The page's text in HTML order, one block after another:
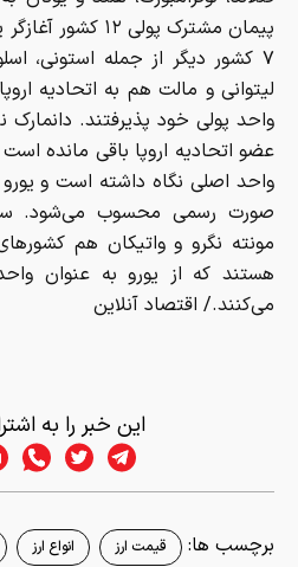
پیمان مشترک پولی
۷ کشور دیگر از جمله استونی،
لیتوانی و مالت هم به اتحادیه
واحد پولی خود پذیرفتند. دانمارک
عضو اتحادیه اروپا باقی مانده
واحد اصلی نگاه داشته است و
صورت رسمی محسوب می‌شود. سن
مونته نگرو و واتیکان هم
هستند که از یورو به عنوان
می‌کنند./ اقتصاد آنلاین
این خبر را به
برچسب ها: قیمت ارز انواع ارز